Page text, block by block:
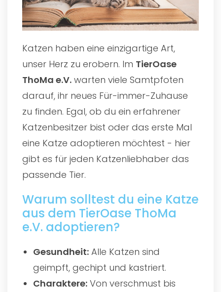
Katzen haben eine einzigartige Art,
unser Herz zu erobern. Im TierOase
ThoMa e.V. warten viele Samtpfoten
darauf, ihr neues Für-immer-Zuhause
zu finden. Egal, ob du ein erfahrener
Katzenbesitzer bist oder das erste Mal
eine Katze adoptieren möchtest - hier
gibt es für jeden Katzenliebhaber das
passende Tier.
Warum solltest du eine Katze
aus dem TierOase ThoMa
e.V. adoptieren?
Gesundheit: Alle Katzen sind
geimpft, gechipt und kastriert.
Charaktere: Von verschmust bis